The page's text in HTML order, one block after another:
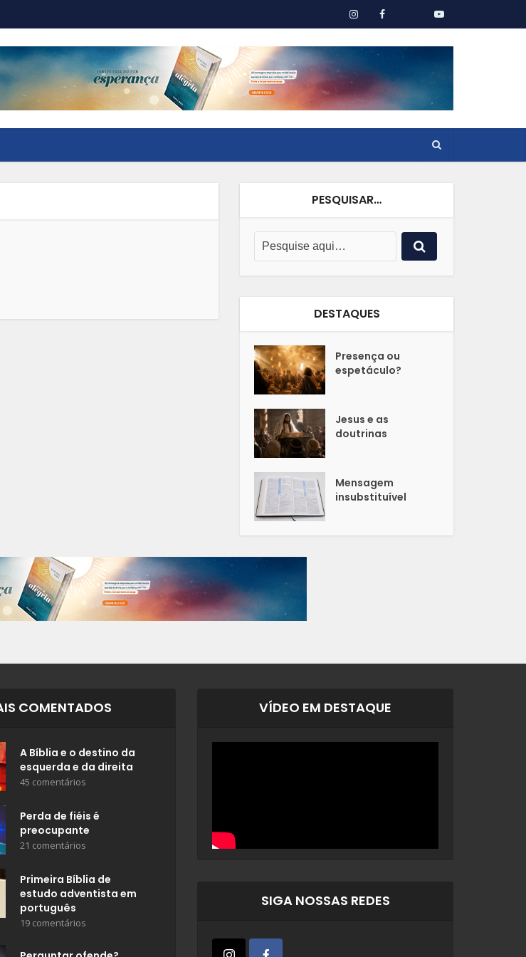
PESQUISAR…
DESTAQUES
Presença ou
espetáculo?
Jesus e as
doutrinas
Mensagem
insubstituível
COMENTADOS
A Bíblia e o destino da
esquerda e da direita
45 comentários
Perda de fiéis é
preocupante
21 comentários
Primeira Bíblia de
estudo adventista em
português
19 comentários
VÍDEO EM DESTAQUE
SIGA NOSSAS REDES